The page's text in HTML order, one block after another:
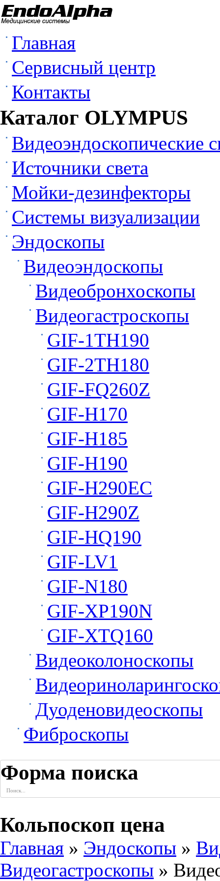
Главная
Сервисный центр
Контакты
Каталог OLYMPUS
Видеоэндоскопические
Источники света
Мойки-дезинфекторы
Системы визуализации
Эндоскопы
Видеоэндоскопы
Видеобронхоскопы
Видеогастроскопы
GIF-1TH190
GIF-2TH180
GIF-FQ260Z
GIF-H170
GIF-H185
GIF-H190
GIF-H290EC
GIF-H290Z
GIF-HQ190
GIF-LV1
GIF-N180
GIF-XP190N
GIF-XTQ160
Видеоколоноскопы
Дуоденовидеоскопы
Фиброскопы
Форма поиска
Кольпоскоп цена
Главная » Эндоскопы »
Видеогастроскопы »